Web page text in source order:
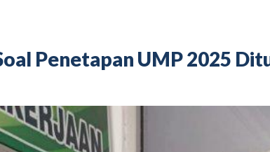
Penetapan UMP 2025